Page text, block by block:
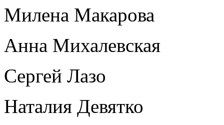
Милена Макарова
Анна Михалевская
Сергей Лазо
Наталия Девятко